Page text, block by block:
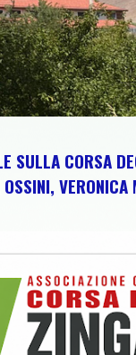
SULLA CORSA
VERONICA